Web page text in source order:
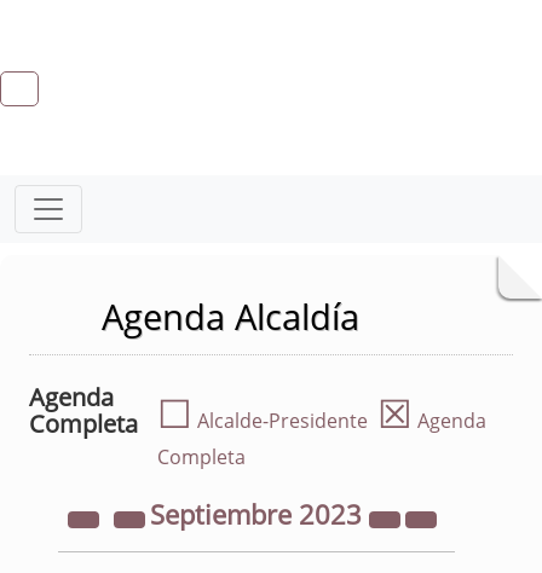
Agenda Alcaldía
Agenda
Completa
☐ Alcalde-Presidente ☒ Agenda
Completa
Septiembre 2023